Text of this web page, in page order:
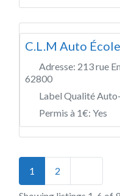
C.L.M Auto École
Adresse: 213 rue
62800
Label Qualité
Permis à 1€: Yes
Posts
1 2